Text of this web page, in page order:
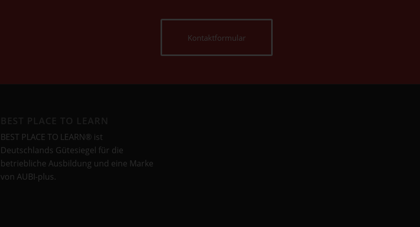
Kontaktformular
BEST PLACE TO LEARN® ist
Deutschlands Gütesiegel für die
betriebliche Ausbildung und eine Marke
von AUBI-plus.